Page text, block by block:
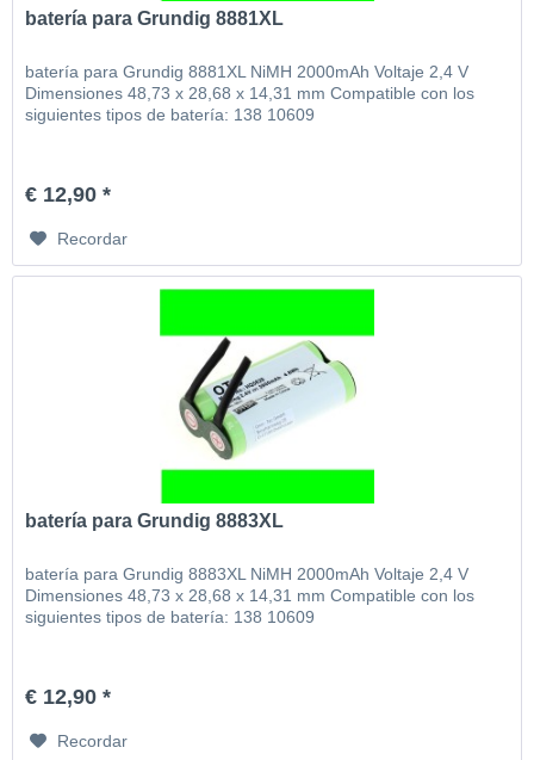
batería para Grundig 8881XL
batería para Grundig 8881XL NiMH 2000mAh Voltaje 2,4 V
Dimensiones 48,73 x 28,68 x 14,31 mm Compatible con los
siguientes tipos de batería: 138 10609
€ 12,90 *
Recordar
batería para Grundig 8883XL
batería para Grundig 8883XL NiMH 2000mAh Voltaje 2,4 V
Dimensiones 48,73 x 28,68 x 14,31 mm Compatible con los
siguientes tipos de batería: 138 10609
€ 12,90 *
Recordar